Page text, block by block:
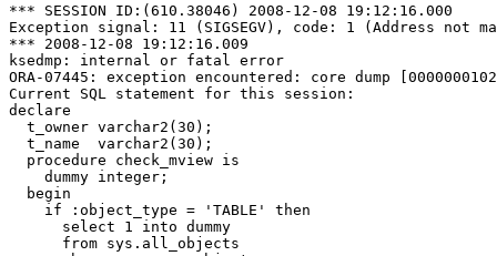
*** SESSION ID:(610.38046) 2008-12-08 19:12:16.000
Exception signal: 11 (SIGSEGV), code: 1 (Address not
*** 2008-12-08 19:12:16.009
ksedmp: internal or fatal error
ORA-07445: exception encountered: core dump
Current SQL statement for this session:
declare
t_owner varchar2(30);
t_name  varchar2(30);
procedure check_mview is
dummy integer;
begin
if :object_type = 'TABLE' then
select 1 into dummy
from sys.all_objects